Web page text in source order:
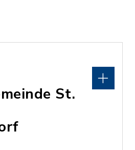
St.